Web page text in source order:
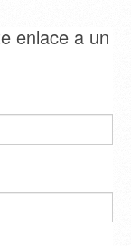
enlace a un